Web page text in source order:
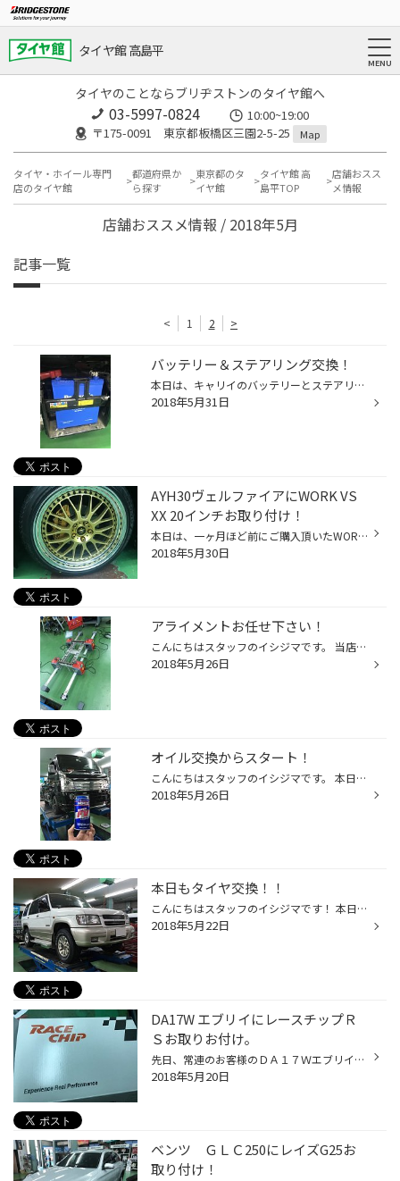
タイヤ館 高島平
タイヤのことならブリヂストンのタイヤ館へ
03-5997-0824
10:00~19:00
〒175-0091 東京都板橋区三園2-5-25
Map
タイヤ・ホイール専門
店のタイヤ館
都道府県か
ら探す
東京都のタ
イヤ館
タイヤ館 高
島平TOP
店舗おスス
メ情報
店舗おススメ情報 / 2018年5月
記事一覧
< 1 2 >
バッテリー＆ステアリング交換！
本日は、キャリイのバッテリーとステアリングを交換致しました！ レーダーやドラレコなど電装パーツをつけている方は、バッテリーの容量アップ がオススメです！音質もあがったりと様々な効果があります。 今回は純正サイズの38B19R→パナソニックカオスの60B19Rへ変更！ ステアリングも純正からライ...
2018年5月31日
AYH30ヴェルファイアにWORK VS
XX 20インチお取り付け！
本日は、一ヶ月ほど前にご購入頂いたWORKのVS XXの20インチ とレグノGRVⅡを組込、お取り付け致しました！ 王道のゴールドメッシュにステップリムが決まってます！！ 間違い無しです！ インセットやディスクのタイプも細かく設定があるので分からない事があれば是非お任せ下さい。 ボディーカラーと...
2018年5月30日
アライメントお任せ下さい！
こんにちはスタッフのイシジマです。 当店ではアライメントテスターを定期的に点検しておりますのでいつでもばっちりアライメントが可能です！ アライメントのズレが原因で起こる症状が出ていなくても今の車の状態を知る上でアライメント測定はとても良いと思います。 是非当店でアライメントの測定...
2018年5月26日
オイル交換からスタート！
こんにちはスタッフのイシジマです。 本日は常連様のキャリーのオイル交換からスタートです。 今回はオイル交換と一緒にワコーズのスーパーフォアビークル・シナジーも入れました！ エンジン保護、オイル寿命の延長、エンジン性能の低下防止の効果がございますので愛車のエンジンケアにとても最適で...
2018年5月26日
本日もタイヤ交換！！
こんにちはスタッフのイシジマです！ 本日はめずらしい車のタイヤ交換です！ いすゞのビッグホーンですがあまり街では見かけないですよね。 今回はデューラーA/Tのホワイトレターをお取り付け致しました＾＾ やっぱり大きいSUVにホワイトレターはとても似合います！印象も結構変わりました。 本日は...
2018年5月22日
DA17W エブリイにレースチップＲ
Ｓお取りお付け。
先日、常連のお客様のＤＡ１７Ｗエブリイに巷で話題のレースチップＲＳ をお取り付け致しました。こちらの商品はカプラーONで簡単に お車のパワーアップが可能な商品になり、 今回のレースチップＲＳは１７エブリイで馬力が17psアップ、トルクが22Nmアップと カタログ上だとかなりの効果が期待でき...
2018年5月20日
ベンツ ＧＬＣ250にレイズG25お
取り付け！